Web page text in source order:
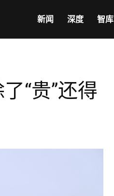
新闻 深度 智库
“贵”还得